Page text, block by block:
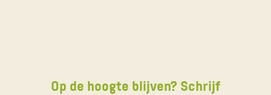
Op de hoogte blijven? Schrijf